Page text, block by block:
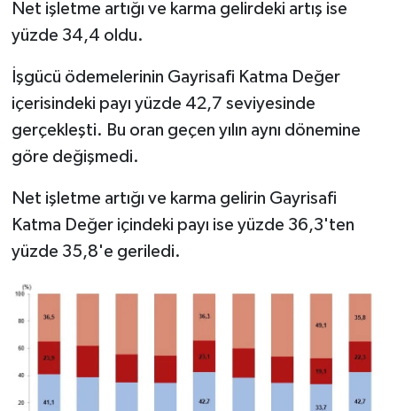
Net işletme artığı ve karma gelirdeki artış ise
yüzde 34,4 oldu.
İşgücü ödemelerinin Gayrisafi Katma Değer
içerisindeki payı yüzde 42,7 seviyesinde
gerçekleşti. Bu oran geçen yılın aynı dönemine
göre değişmedi.
Net işletme artığı ve karma gelirin Gayrisafi
Katma Değer içindeki payı ise yüzde 36,3'ten
yüzde 35,8'e geriledi.